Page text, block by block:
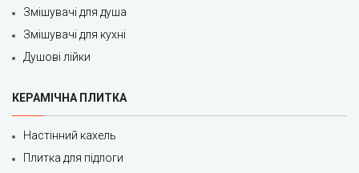
Змішувачі для душа
Змішувачі для кухні
Душові лійки
КЕРАМІЧНА ПЛИТКА
Настінний кахель
Плитка для підлоги